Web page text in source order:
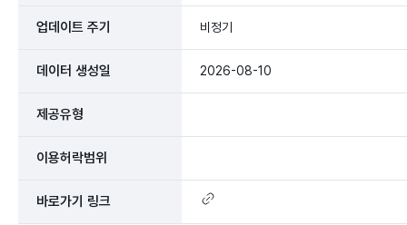
업데이트 주기 비정기
데이터 생성일 2026-08-10
제공유형
이용허락범위
바로가기 링크